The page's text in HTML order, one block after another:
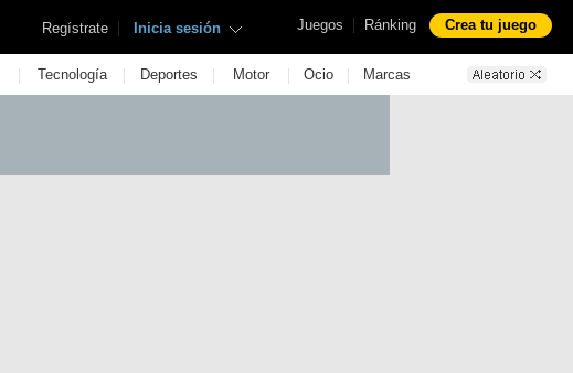
Juegos | Ránking Crea tu juego
Regístrate | Inicia sesión
| Tecnología | Deportes | Motor | Ocio | Marcas